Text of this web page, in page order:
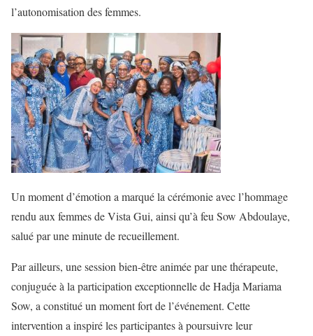
l’autonomisation des femmes.
Un moment d’émotion a marqué la cérémonie avec l’hommage
rendu aux femmes de Vista Gui, ainsi qu’à feu Sow Abdoulaye,
salué par une minute de recueillement.
Par ailleurs, une session bien-être animée par une thérapeute,
conjuguée à la participation exceptionnelle de Hadja Mariama
Sow, a constitué un moment fort de l’événement. Cette
intervention a inspiré les participantes à poursuivre leur